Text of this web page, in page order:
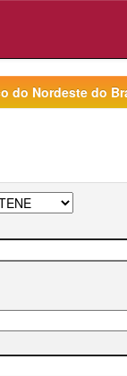
do Nordeste do